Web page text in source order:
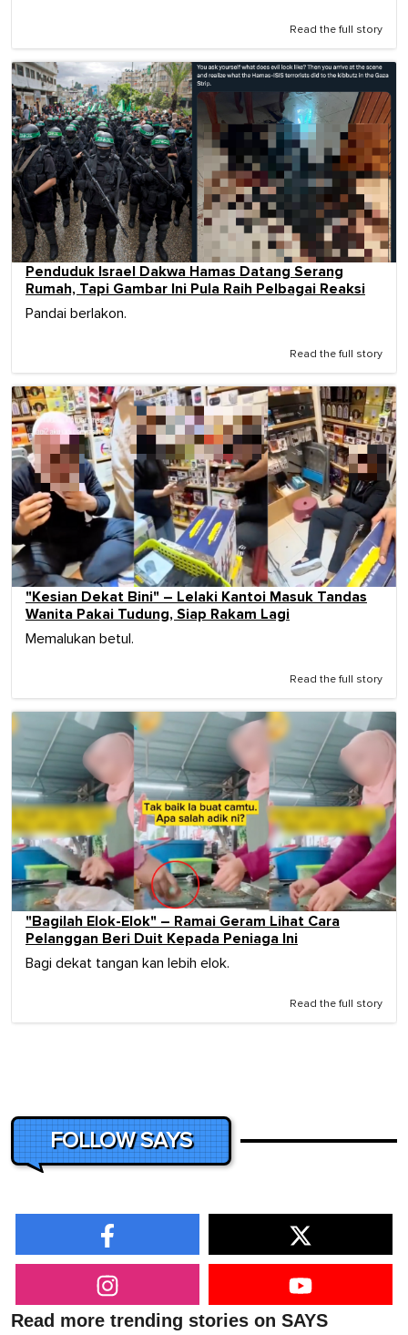
Read the full story
Penduduk Israel Dakwa Hamas Datang Serang
Rumah, Tapi Gambar Ini Pula Raih Pelbagai Reaksi
Pandai berlakon.
Read the full story
"Kesian Dekat Bini" – Lelaki Kantoi Masuk Tandas
Wanita Pakai Tudung, Siap Rakam Lagi
Memalukan betul.
Read the full story
"Bagilah Elok-Elok" – Ramai Geram Lihat Cara
Pelanggan Beri Duit Kepada Peniaga Ini
Bagi dekat tangan kan lebih elok.
Read the full story
FOLLOW SAYS
Read more trending stories on SAYS